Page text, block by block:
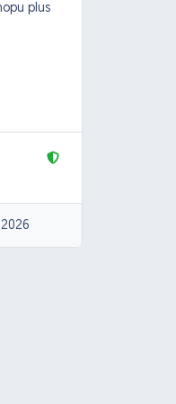
plus